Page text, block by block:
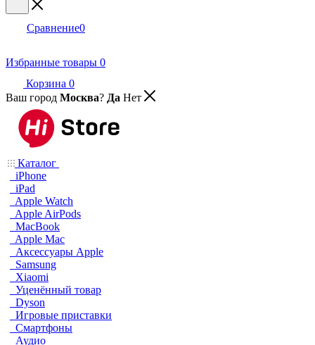
Сравнение0
Избранные товары 0
Корзина 0
Ваш город Москва? Да Нет
Каталог
iPhone
iPad
Apple Watch
Apple AirPods
MacBook
Apple Mac
Аксессуары Apple
Samsung
Xiaomi
Уценённый товар
Dyson
Игровые приставки
Смартфоны
Аудио